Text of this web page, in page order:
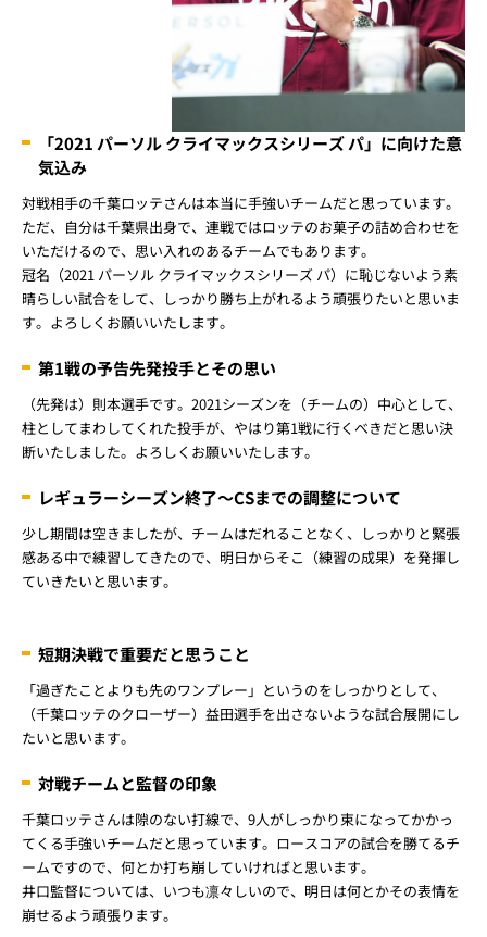
「2021 パーソル クライマックスシリーズ パ」に向けた意
気込み
対戦相手の千葉ロッテさんは本当に手強いチームだと思っています。
ただ、自分は千葉県出身で、連戦ではロッテのお菓子の詰め合わせを
いただけるので、思い入れのあるチームでもあります。
冠名（2021 パーソル クライマックスシリーズ パ）に恥じないよう素
晴らしい試合をして、しっかり勝ち上がれるよう頑張りたいと思いま
す。よろしくお願いいたします。
第1戦の予告先発投手とその思い
（先発は）則本選手です。2021シーズンを（チームの）中心として、
柱としてまわしてくれた投手が、やはり第1戦に行くべきだと思い決
断いたしました。よろしくお願いいたします。
レギュラーシーズン終了～CSまでの調整について
少し期間は空きましたが、チームはだれることなく、しっかりと緊張
感ある中で練習してきたので、明日からそこ（練習の成果）を発揮し
ていきたいと思います。
短期決戦で重要だと思うこと
「過ぎたことよりも先のワンプレー」というのをしっかりとして、
（千葉ロッテのクローザー）益田選手を出さないような試合展開にし
たいと思います。
対戦チームと監督の印象
千葉ロッテさんは隙のない打線で、9人がしっかり束になってかかっ
てくる手強いチームだと思っています。ロースコアの試合を勝てるチ
ームですので、何とか打ち崩していければと思います。
井口監督については、いつも凛々しいので、明日は何とかその表情を
崩せるよう頑張ります。